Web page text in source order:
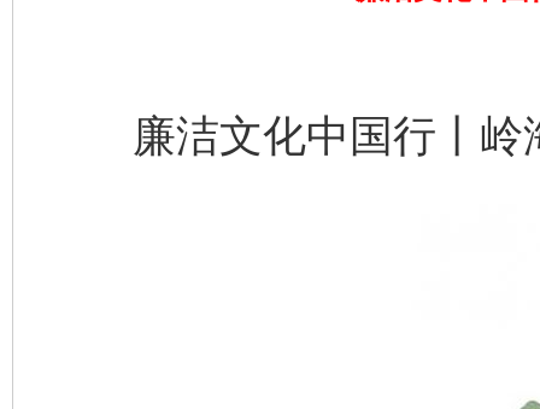
廉洁文化中国行丨岭